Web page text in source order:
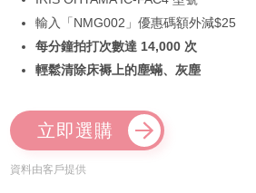
輸入「NMG002」優惠碼額外減$25
每分鐘拍打次數達 14,000 次
輕鬆清除床褥上的塵蟎、灰塵
立即選購
資料由客戶提供